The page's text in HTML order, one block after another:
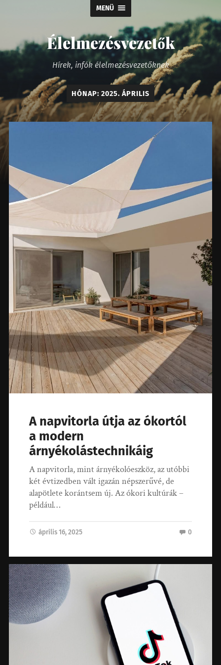
MENÜ
Élelmezésvezetők
Hírek, infók élelmezésvezetőknek
HÓNAP: 2025. ÁPRILIS
A napvitorla útja az ókortól
a modern
árnyékolástechnikáig
A napvitorla, mint árnyékolóeszköz, az utóbbi
két évtizedben vált igazán népszerűvé, de
alapötlete korántsem új. Az ókori kultúrák –
például…
április 16, 2025 0